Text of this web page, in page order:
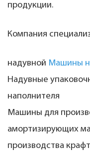
продукции.
Компания
надувной Машины
Надувные
наполнителя
Машины для
амортизирующих
производства